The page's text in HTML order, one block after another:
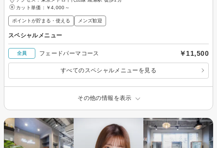
カット単価： ￥4,000～
ポイントが貯まる・使える メンズ歓迎
スペシャルメニュー
全員 フェードパーマコース ￥11,500
すべてのスペシャルメニューを見る
その他の情報を表示